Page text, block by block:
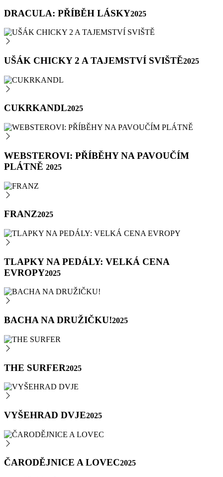
DRACULA: PŘÍBĚH LÁSKY2025
UŠÁK CHICKY 2 A TAJEMSTVÍ SVIŠTĚ2025
CUKRKANDL2025
WEBSTEROVI: PŘÍBĚHY NA PAVOUČÍM
PLÁTNĚ 2025
FRANZ2025
TLAPKY NA PEDÁLY: VELKÁ CENA
EVROPY2025
BACHA NA DRUŽIČKU!2025
THE SURFER2025
VYŠEHRAD DVJE2025
ČARODĚJNICE A LOVEC2025